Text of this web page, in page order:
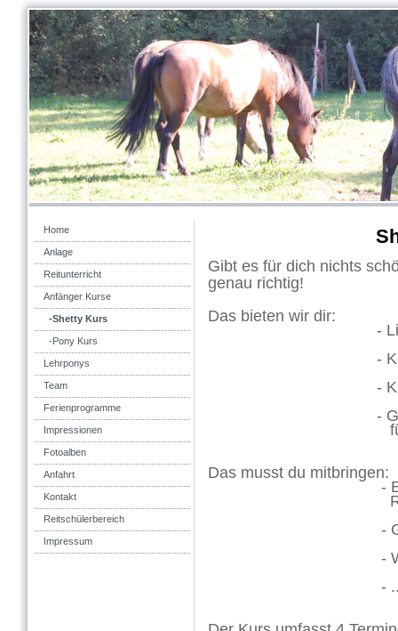
Home
Anlage
Reitunterricht
Anfänger Kurse
-Shetty Kurs
-Pony Kurs
Lehrponys
Team
Ferienprogramme
Impressionen
Fotoalben
Anfahrt
Kontakt
Reitschülerbereich
Impressum
Gibt es für dich nichts
genau richtig!
Das bieten wir dir:
- Liebe gut
- Kleine
-
- Gut
für zu
Das musst du mitbringen:
- Einen
-
-
- ....und jede